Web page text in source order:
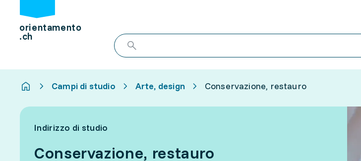
orientamento
.ch
Campi di studio Arte, design Conservazione, restauro
Indirizzo di studio
Conservazione, restauro